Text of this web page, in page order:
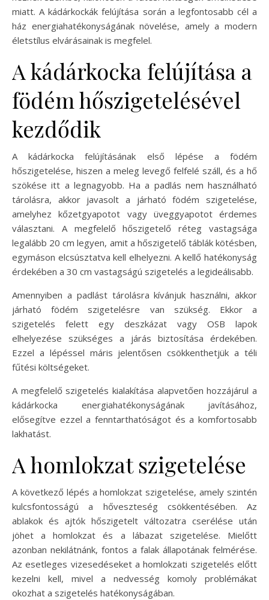
miatt. A kádárkockák felújítása során a legfontosabb cél a
ház energiahatékonyságának növelése, amely a modern
életstílus elvárásainak is megfelel.
A kádárkocka felújítása a
födém hőszigetelésével
kezdődik
A kádárkocka felújításának első lépése a födém
hőszigetelése, hiszen a meleg levegő felfelé száll, és a hő
szökése itt a legnagyobb. Ha a padlás nem használható
tárolásra, akkor javasolt a járható födém szigetelése,
amelyhez kőzetgyapotot vagy üveggyapotot érdemes
választani. A megfelelő hőszigetelő réteg vastagsága
legalább 20 cm legyen, amit a hőszigetelő táblák kötésben,
egymáson elcsúsztatva kell elhelyezni. A kellő hatékonyság
érdekében a 30 cm vastagságú szigetelés a legideálisabb.
Amennyiben a padlást tárolásra kívánjuk használni, akkor
járható födém szigetelésre van szükség. Ekkor a
szigetelés felett egy deszkázat vagy OSB lapok
elhelyezése szükséges a járás biztosítása érdekében.
Ezzel a lépéssel máris jelentősen csökkenthetjük a téli
fűtési költségeket.
A megfelelő szigetelés kialakítása alapvetően hozzájárul a
kádárkocka energiahatékonyságának javításához,
elősegítve ezzel a fenntarthatóságot és a komfortosabb
lakhatást.
A homlokzat szigetelése
A következő lépés a homlokzat szigetelése, amely szintén
kulcsfontosságú a hőveszteség csökkentésében. Az
ablakok és ajtók hőszigetelt változatra cserélése után
jöhet a homlokzat és a lábazat szigetelése. Mielőtt
azonban nekilátnánk, fontos a falak állapotának felmérése.
Az esetleges vizesedéseket a homlokzati szigetelés előtt
kezelni kell, mivel a nedvesség komoly problémákat
okozhat a szigetelés hatékonyságában.